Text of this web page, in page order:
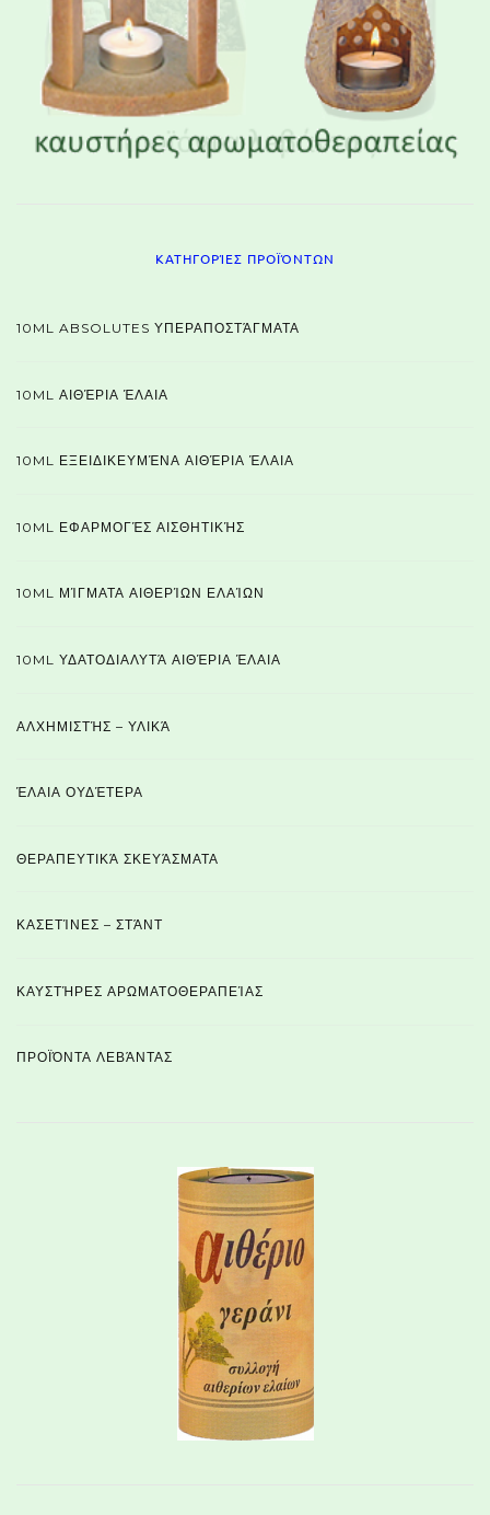
ΚΑΤΗΓΟΡΊΕΣ ΠΡΟΪΌΝΤΩΝ
10ML ABSOLUTES ΥΠΕΡΑΠΟΣΤΆΓΜΑΤΑ
10ML ΑΙΘΈΡΙΑ ΈΛΑΙΑ
10ML ΕΞΕΙΔΙΚΕΥΜΈΝΑ ΑΙΘΈΡΙΑ ΈΛΑΙΑ
10ML ΕΦΑΡΜΟΓΈΣ ΑΙΣΘΗΤΙΚΉΣ
10ML ΜΊΓΜΑΤΑ ΑΙΘΕΡΊΩΝ ΕΛΑΊΩΝ
10ML ΥΔΑΤΟΔΙΑΛΥΤΆ ΑΙΘΈΡΙΑ ΈΛΑΙΑ
ΑΛΧΗΜΙΣΤΉΣ – ΥΛΙΚΆ
ΈΛΑΙΑ ΟΥΔΈΤΕΡΑ
ΘΕΡΑΠΕΥΤΙΚΆ ΣΚΕΥΆΣΜΑΤΑ
ΚΑΣΕΤΊΝΕΣ – ΣΤΆΝΤ
ΚΑΥΣΤΉΡΕΣ ΑΡΩΜΑΤΟΘΕΡΑΠΕΊΑΣ
ΠΡΟΪΌΝΤΑ ΛΕΒΆΝΤΑΣ